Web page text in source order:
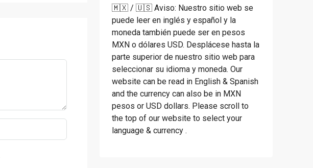
🇲🇽 / 🇺🇸 Aviso: Nuestro sitio web se
puede leer en inglés y español y la
moneda también puede ser en pesos
MXN o dólares USD. Desplácese hasta la
parte superior de nuestro sitio web para
seleccionar su idioma y moneda. Our
website can be read in English & Spanish
and the currency can also be in MXN
pesos or USD dollars. Please scroll to
the top of our website to select your
language & currency .